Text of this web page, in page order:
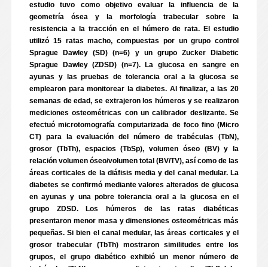
estudio tuvo como objetivo evaluar la influencia de la
geometría ósea y la morfología trabecular sobre la
resistencia a la tracción en el húmero de rata. El estudio
utilizó 15 ratas macho, compuestas por un grupo control
Sprague Dawley (SD) (n=6) y un grupo Zucker Diabetic
Sprague Dawley (ZDSD) (n=7). La glucosa en sangre en
ayunas y las pruebas de tolerancia oral a la glucosa se
emplearon para monitorear la diabetes. Al finalizar, a las 20
semanas de edad, se extrajeron los húmeros y se realizaron
mediciones osteométricas con un calibrador deslizante. Se
efectuó microtomografía computarizada de foco fino (Micro
CT) para la evaluación del número de trabéculas (TbN),
grosor (TbTh), espacios (TbSp), volumen óseo (BV) y la
relación volumen óseo/volumen total (BV/TV), así como de las
áreas corticales de la diáfisis media y del canal medular. La
diabetes se confirmó mediante valores alterados de glucosa
en ayunas y una pobre tolerancia oral a la glucosa en el
grupo ZDSD. Los húmeros de las ratas diabéticas
presentaron menor masa y dimensiones osteométricas más
pequeñas. Si bien el canal medular, las áreas corticales y el
grosor trabecular (TbTh) mostraron similitudes entre los
grupos, el grupo diabético exhibió un menor número de